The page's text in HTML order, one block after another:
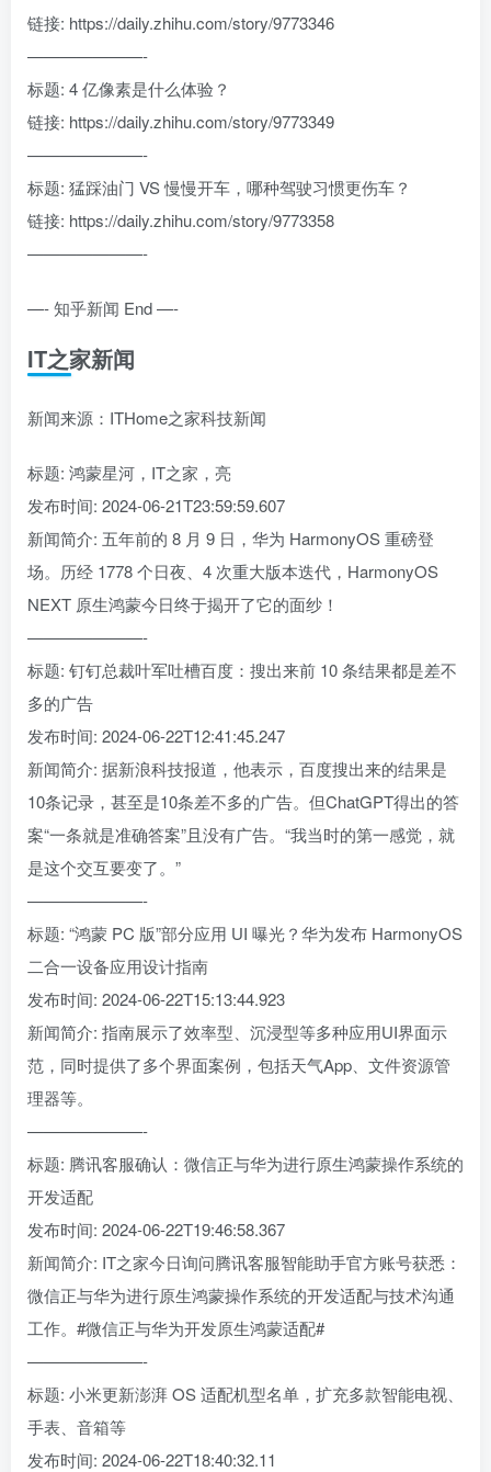
链接: https://daily.zhihu.com/story/9773346
———————-
标题: 4 亿像素是什么体验？
链接: https://daily.zhihu.com/story/9773349
———————-
标题: 猛踩油门 VS 慢慢开车，哪种驾驶习惯更伤车？
链接: https://daily.zhihu.com/story/9773358
———————-
—- 知乎新闻 End —-
IT之家新闻
新闻来源：ITHome之家科技新闻
标题: 鸿蒙星河，IT之家，亮
发布时间: 2024-06-21T23:59:59.607
新闻简介: 五年前的 8 月 9 日，华为 HarmonyOS 重磅登
场。历经 1778 个日夜、4 次重大版本迭代，HarmonyOS
NEXT 原生鸿蒙今日终于揭开了它的面纱！
———————-
标题: 钉钉总裁叶军吐槽百度：搜出来前 10 条结果都是差不
多的广告
发布时间: 2024-06-22T12:41:45.247
新闻简介: 据新浪科技报道，他表示，百度搜出来的结果是
10条记录，甚至是10条差不多的广告。但ChatGPT得出的答
案“一条就是准确答案”且没有广告。“我当时的第一感觉，就
是这个交互要变了。”
———————-
标题: “鸿蒙 PC 版”部分应用 UI 曝光？华为发布 HarmonyOS
二合一设备应用设计指南
发布时间: 2024-06-22T15:13:44.923
新闻简介: 指南展示了效率型、沉浸型等多种应用UI界面示
范，同时提供了多个界面案例，包括天气App、文件资源管
理器等。
———————-
标题: 腾讯客服确认：微信正与华为进行原生鸿蒙操作系统的
开发适配
发布时间: 2024-06-22T19:46:58.367
新闻简介: IT之家今日询问腾讯客服智能助手官方账号获悉：
微信正与华为进行原生鸿蒙操作系统的开发适配与技术沟通
工作。#微信正与华为开发原生鸿蒙适配#
———————-
标题: 小米更新澎湃 OS 适配机型名单，扩充多款智能电视、
手表、音箱等
发布时间: 2024-06-22T18:40:32.11